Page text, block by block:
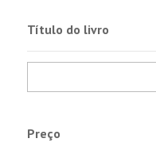
Título do livro
Preço